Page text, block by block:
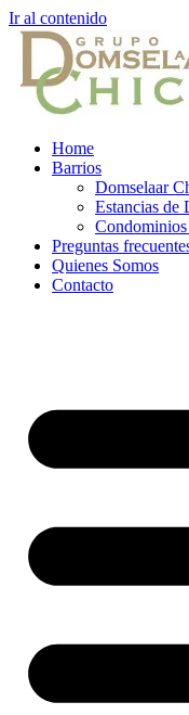
Ir al contenido
Home
Barrios
Domselaar
Estancias de
Preguntas
Quienes Somos
Contacto